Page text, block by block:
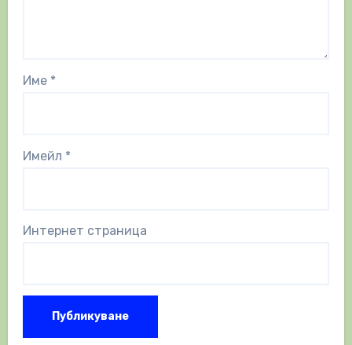
Име *
Имейл *
Интернет страница